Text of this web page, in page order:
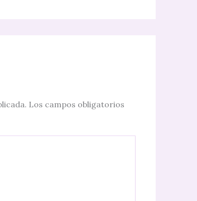
Los campos obligatorios